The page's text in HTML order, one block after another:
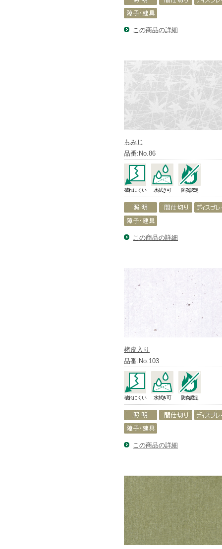
この商品の詳細
もみじ
品番:No.86
破れにくい 水拭き可 防炎認定
この商品の詳細
楮皮入り
品番:No.103
破れにくい 水拭き可 防炎認定
この商品の詳細